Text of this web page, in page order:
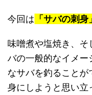
今回は 「サバの刺身」
味噌煮や塩焼き、そ
バの一般的なイメー
なサバを釣ること
身にしようと思い立